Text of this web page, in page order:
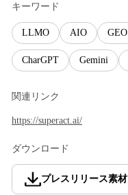
キーワード
LLMO AIO GEO
CharGPT Gemini
関連リンク
https://superact.ai/
ダウンロード
プレスリリース素材